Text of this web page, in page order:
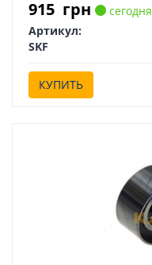
915 грн
сегодня
Артикул:
SKF
КУПИТЬ